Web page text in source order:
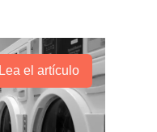
Lea el artículo